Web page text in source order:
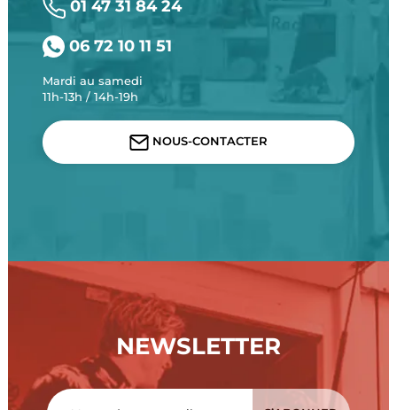
01 47 31 84 24
06 72 10 11 51
Mardi au samedi
11h-13h / 14h-19h
NOUS-CONTACTER
NEWSLETTER